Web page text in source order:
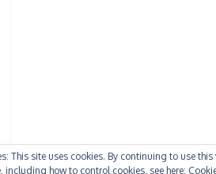
This site uses cookies. By continuing to use
including how to control cookies, see here: